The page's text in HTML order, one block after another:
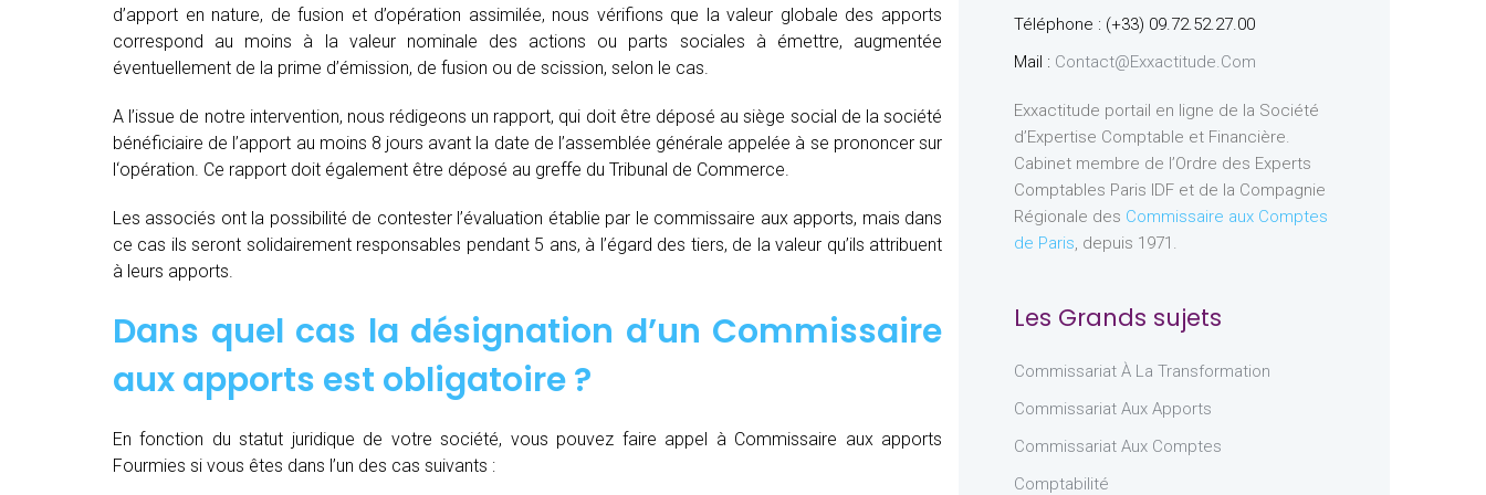
d’apport en nature, de fusion et d’opération assimilée, nous vérifions que la valeur globale des apports
correspond au moins à la valeur nominale des actions ou parts sociales à émettre, augmentée
éventuellement de la prime d’émission, de fusion ou de scission, selon le cas.
A l’issue de notre intervention, nous rédigeons un rapport, qui doit être déposé au siège social de la société
bénéficiaire de l’apport au moins 8 jours avant la date de l’assemblée générale appelée à se prononcer sur
l‘opération. Ce rapport doit également être déposé au greffe du Tribunal de Commerce.
Les associés ont la possibilité de contester l’évaluation établie par le commissaire aux apports, mais dans
ce cas ils seront solidairement responsables pendant 5 ans, à l’égard des tiers, de la valeur qu’ils attribuent
à leurs apports.
Dans quel cas la désignation d’un Commissaire
aux apports est obligatoire ?
En fonction du statut juridique de votre société, vous pouvez faire appel à Commissaire aux apports
Fourmies si vous êtes dans l’un des cas suivants :
Téléphone : (+33) 09.72.52.27.00
Mail : Contact@exxactitude.com
Exxactitude portail en ligne de la Société
d’Expertise Comptable et Financière.
Cabinet membre de l’Ordre des Experts
Comptables Paris IDF et de la Compagnie
Régionale des Commissaire aux Comptes
de Paris, depuis 1971.
Les Grands sujets
Commissariat À La Transformation
Commissariat Aux Apports
Commissariat Aux Comptes
Comptabilité